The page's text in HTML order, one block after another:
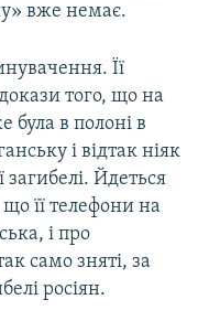
вже немає.
Її
того, що на
була в полоні в
і відтак ніяк
Йдеться
її телефони на
і про
само зняті, за
росіян.